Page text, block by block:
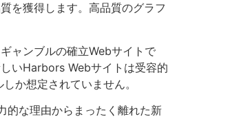
を獲得します。高品質のグラフ
ャンブルの確立Webサイトで
いHarbors Webサイトは受容的
か想定されていません。
的な理由からまったく離れた新